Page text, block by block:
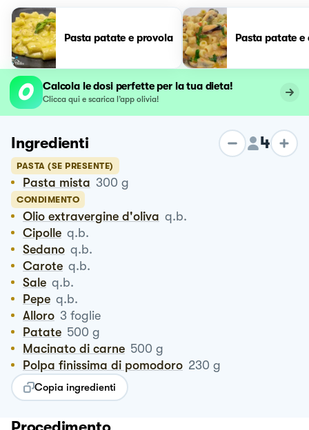
Pasta patate e provola Pasta patate e
Calcola le dosi perfette per la tua dieta!
Clicca qui e scarica l’app olivia!
Ingredienti 4
PASTA (SE PRESENTE)
Pasta mista 300 g
CONDIMENTO
Olio extravergine d'oliva q.b.
Cipolle q.b.
Sedano q.b.
Carote q.b.
Sale q.b.
Pepe q.b.
Alloro 3 foglie
Patate 500 g
Macinato di carne 500 g
Polpa finissima di pomodoro 230 g
Copia ingredienti